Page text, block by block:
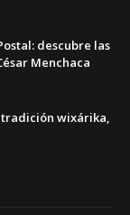
descubre las
Menchaca
tradición wixárika,